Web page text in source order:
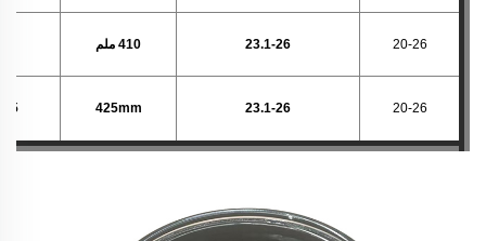
20-26
23.1-26 410 ملم
20-26
23.1-26
425mm
475